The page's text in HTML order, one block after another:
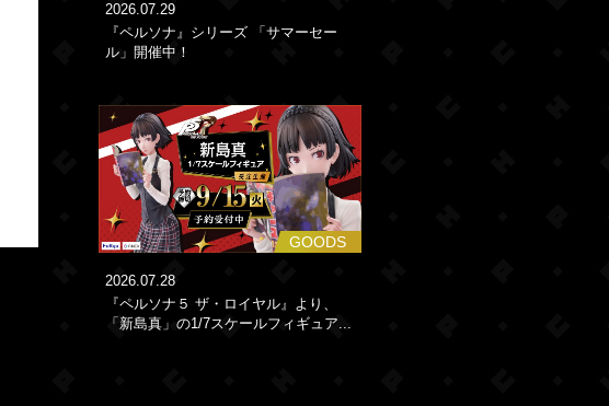
2026.07.29
『ペルソナ』シリーズ 「サマーセー
ル」開催中！
GOODS
2026.07.28
『ペルソナ５ ザ・ロイヤル』より、
「新島真」の1/7スケールフィギュア...